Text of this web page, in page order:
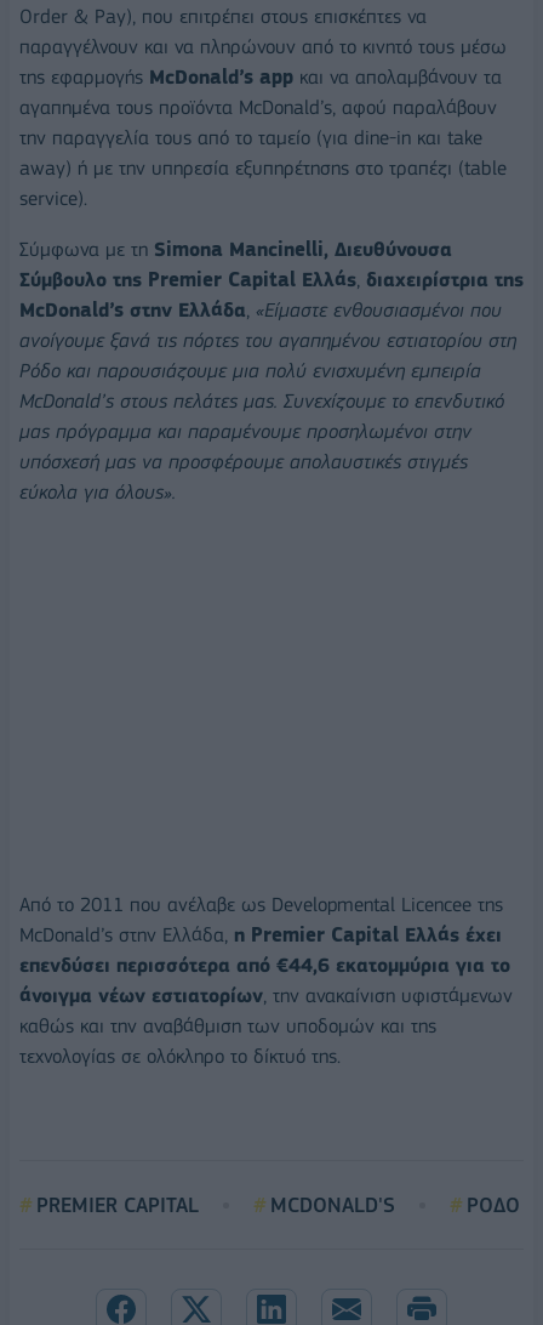
Order & Pay), που επιτρέπει στους επισκέπτες να
παραγγέλνουν και να πληρώνουν από το κινητό τους μέσω
της εφαρμογής McDonald’s app και να απολαμβάνουν τα
αγαπημένα τους προϊόντα McDonald’s, αφού παραλάβουν
την παραγγελία τους από το ταμείο (για dine-in και take
away) ή με την υπηρεσία εξυπηρέτησης στο τραπέζι (table
service).
Σύμφωνα με τη Simona Mancinelli, Διευθύνουσα
Σύμβουλο της Premier Capital Ελλάς διαχειρίστρια της
McDonald’s στην Ελλάδα «Είμαστε ενθουσιασμένοι που
ανοίγουμε ξανά τις πόρτες του αγαπημένου εστιατορίου στη
Ρόδο και παρουσιάζουμε μια πολύ ενισχυμένη εμπειρία
McDonald’s στους πελάτες μας. Συνεχίζουμε το επενδυτικό
μας πρόγραμμα και παραμένουμε προσηλωμένοι στην
υπόσχεσή μας να προσφέρουμε απολαυστικές στιγμές
εύκολα για όλους».
Από το 2011 που ανέλαβε ως Developmental Licencee της
McDonald’s στην Ελλάδα, η Premier Capital Ελλάς έχει
επενδύσει περισσότερα από €44,6 εκατομμύρια για το
άνοιγμα νέων εστιατορίων, την ανακαίνιση υφιστάμενων
καθώς και την αναβάθμιση των υποδομών και της
τεχνολογίας σε ολόκληρο το δίκτυό της.
PREMIER CAPITAL MCDONALD'S ΡΟΔΟ